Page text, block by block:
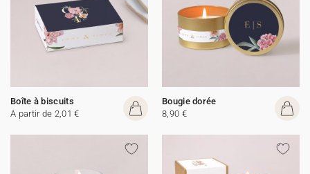
Boîte à biscuits
A partir de 2,01 €
Bougie dorée
8,90 €